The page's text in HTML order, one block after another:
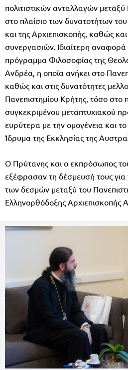
πολιτιστικών ανταλλαγών
στο πλαίσιο των δυνατοτήτων
και της Αρχιεπισκοπής, καθώς
συνεργασιών. Ιδιαίτερη αναφορά
πρόγραμμα Φιλοσοφίας της
Ανδρέα, η οποία ανήκει στο
καθώς και στις δυνατότητες
Πανεπιστημίου Κρήτης, τόσο στο
συγκεκριμένου μεταπτυχιακού
ευρύτερα με την ομογένεια και
Ίδρυμα της Εκκλησίας της
Ο Πρύτανης και ο εκπρόσωπος
εξέφρασαν τη δέσμευσή τους για
των δεσμών μεταξύ του
Ελληνορθόδοξης Αρχιεπισκοπής